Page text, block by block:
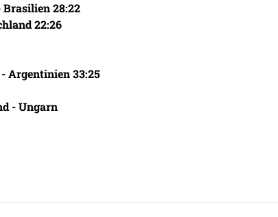
28:22
22:26
Argentinien 33:25
- Ungarn